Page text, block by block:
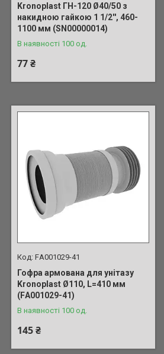
Kronoplast ГН-120 Ø40/50 з
накидною гайкою 1 1/2'', 460-
1100 мм (SN00000014)
В наявності 100 од.
77 ₴
FА001029-41
Гофра армована для унітазу
Kronoplast Ø110, L=410 мм
(FА001029-41)
В наявності 100 од.
145 ₴